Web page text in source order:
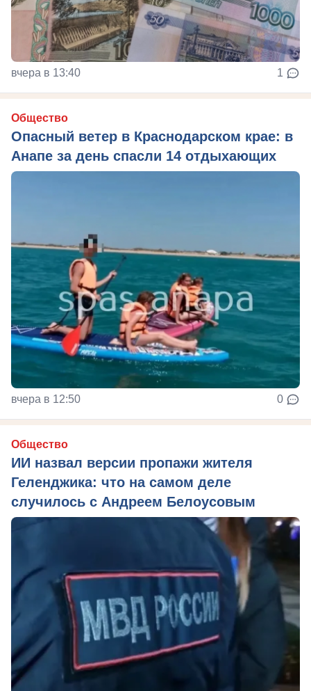
вчера в 13:40 1
Общество
Опасный ветер в Краснодарском крае: в
Анапе за день спасли 14 отдыхающих
вчера в 12:50 0
Общество
ИИ назвал версии пропажи жителя
Геленджика: что на самом деле
случилось с Андреем Белоусовым